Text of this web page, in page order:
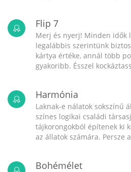
Flip 7
Merj és nyerj! Minden idők
legalábbis szerintünk
kártya értéke, annál több
gyakoribb. Ésszel
Harmónia
Laknak-e nálatok sokszínű
színes logikai családi
tájkorongokból építenek ki
az állatok számára. Persze
Bohémélet